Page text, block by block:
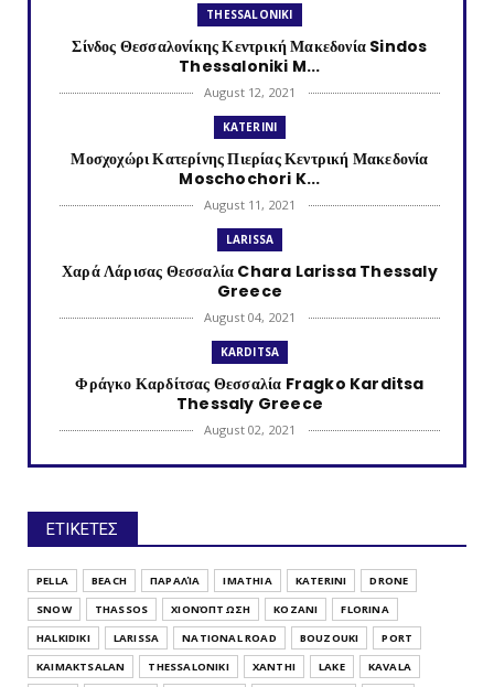
THESSALONIKI
Σίνδος Θεσσαλονίκης Κεντρική Μακεδονία Sindos
Thessaloniki M...
August 12, 2021
KATERINI
Μοσχοχώρι Κατερίνης Πιερίας Κεντρική Μακεδονία
Moschochori K...
August 11, 2021
LARISSA
Χαρά Λάρισας Θεσσαλία Chara Larissa Thessaly
Greece
August 04, 2021
KARDITSA
Φράγκο Καρδίτσας Θεσσαλία Fragko Karditsa
Thessaly Greece
August 02, 2021
KATERINI
July 30, 2021
TRIKALA
Λυγαριά Τρικάλων Θεσσαλία Lygaria (Ligaria)
Trikala Thessaly...
July 28, 2021
ΕΤΙΚΕΤΕΣ
PELLA BEACH ΠΑΡΑΛΊΑ IMATHIA KATERINI
DRONE
SNOW
THASSOS ΧΙΟΝΌΠΤΩΣΗ KOZANI
FLORINA
HALKIDIKI
LARISSA NATIONAL ROAD BOUZOUKI
PORT
KAIMAKTSALAN
THESSALONIKI XANTHI LAKE
KAVALA